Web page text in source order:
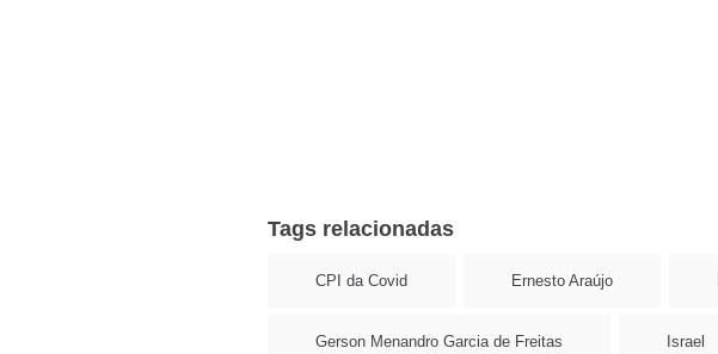
Tags relacionadas
CPI da Covid Ernesto Araújo
Gerson Menandro Garcia de Freitas Israel